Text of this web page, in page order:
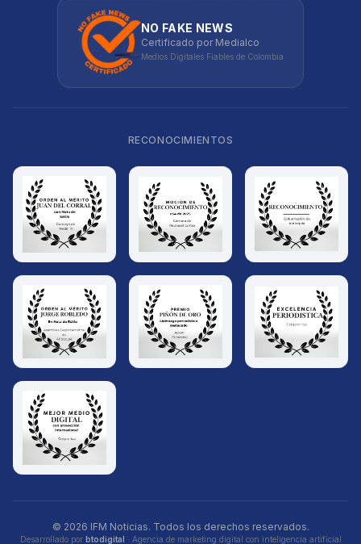
NO FAKE NEWS
Certificado por Medialco
Medios Digitales Fiables de Colombia
RECONOCIMIENTOS
© 2026 IFM Noticias. Todos los derechos reservados.
Desarrollado por btodigital · Agencia de marketing digital con inteligencia artificial